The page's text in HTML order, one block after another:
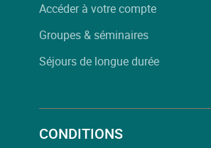
Accéder à votre compte
Groupes & séminaires
Séjours de longue durée
CONDITIONS